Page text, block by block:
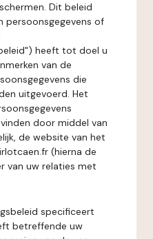
Dit beleid
persoonsgegevens of
heeft tot doel u
van de
die
uitgevoerd. Het
door middel van
de website van het
(hierna de
van uw relaties met
specificeert
betreffende uw